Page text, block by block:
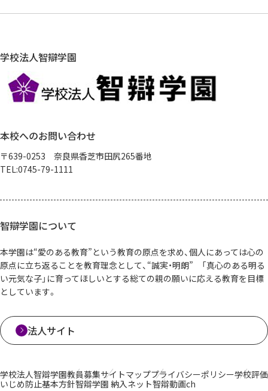
学校法人智辯学園
本校へのお問い合わせ
〒639-0253 奈良県香芝市田尻265番地
TEL:0745-79-1111
智辯学園について
本学園は“愛のある教育”という教育の原点を求め、個人にあっては心の
原点に立ち返ることを教育理念として、“誠実・明朗” 「真心のある明る
い元気な子」に育ってほしいとする総ての親の願いに応える教育を目標
としています。
法人サイト
学校法人智辯学園教員募集サイトマッププライバシーポリシー学校評価
いじめ防止基本方針智辯学園 納入ネット智辯動画ch